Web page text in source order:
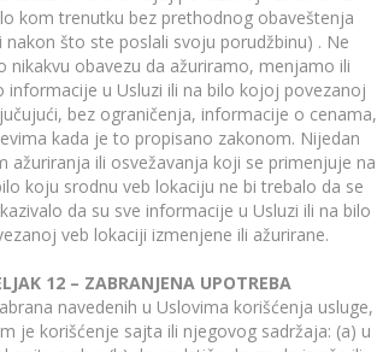
kom trenutku bez prethodnog obaveštenja
nakon što ste poslali svoju porudžbinu) . Ne
nikakvu obavezu da ažuriramo, menjamo ili
informacije u Usluzi ili na bilo kojoj povezanoj
bez ograničenja, informacije o cenama,
kada je to propisano zakonom. Nijedan
ažuriranja ili osvežavanja koji se primenjuje na
koju srodnu veb lokaciju ne bi trebalo da se
da su sve informacije u Usluzi ili na bilo
veb lokaciji izmenjene ili ažurirane.
12 – ZABRANJENA UPOTREBA
navedenih u Uslovima korišćenja usluge,
je korišćenje sajta ili njegovog sadržaja: (a) u